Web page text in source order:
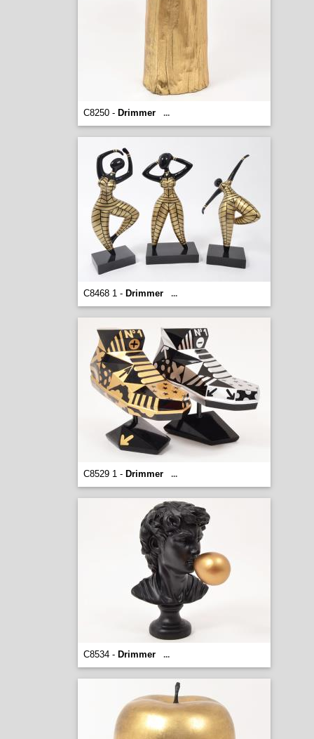
C8250 - Drimmer ...
C8468 1 - Drimmer ...
C8529 1 - Drimmer ...
C8534 - Drimmer ...